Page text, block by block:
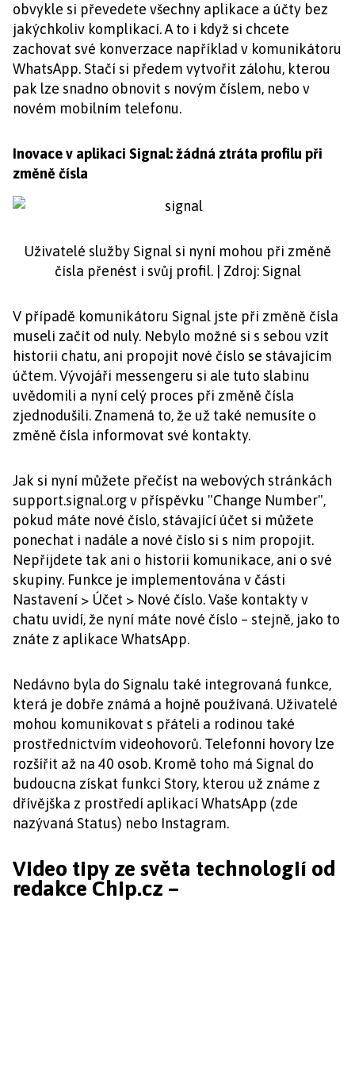
obvykle si převedete všechny aplikace a účty bez
jakýchkoliv komplikací. A to i když si chcete
zachovat své konverzace například v komunikátoru
WhatsApp. Stačí si předem vytvořit zálohu, kterou
pak lze snadno obnovit s novým číslem, nebo v
novém mobilním telefonu.
Inovace v aplikaci Signal: žádná ztráta profilu při
změně čísla
Uživatelé služby Signal si nyní mohou při změně
čísla přenést i svůj profil. | Zdroj: Signal
V případě komunikátoru Signal jste při změně čísla
museli začít od nuly. Nebylo možné si s sebou vzít
historii chatu, ani propojit nové číslo se stávajícím
účtem. Vývojáři messengeru si ale tuto slabinu
uvědomili a nyní celý proces při změně čísla
zjednodušili. Znamená to, že už také nemusíte o
změně čísla informovat své kontakty.
Jak si nyní můžete přečíst na webových stránkách
support.signal.org v příspěvku "Change Number",
pokud máte nové číslo, stávající účet si můžete
ponechat i nadále a nové číslo si s ním propojit.
Nepřijdete tak ani o historii komunikace, ani o své
skupiny. Funkce je implementována v části
Nastavení > Účet > Nové číslo. Vaše kontakty v
chatu uvidí, že nyní máte nové číslo – stejně, jako to
znáte z aplikace WhatsApp.
Nedávno byla do Signalu také integrovaná funkce,
která je dobře známá a hojně používaná. Uživatelé
mohou komunikovat s přáteli a rodinou také
prostřednictvím videohovorů. Telefonní hovory lze
rozšířit až na 40 osob. Kromě toho má Signal do
budoucna získat funkci Story, kterou už známe z
dřívějška z prostředí aplikací WhatsApp (zde
nazývaná Status) nebo Instagram.
Video tipy ze světa technologií od
redakce Chip.cz –